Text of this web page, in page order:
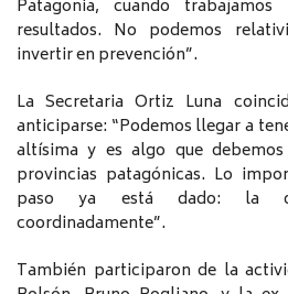
Patagonia, cuando
resultados. No podemos
invertir en prevención”.
La Secretaria Ortiz Luna
anticiparse: “Podemos llegar a
altísima y es algo que
provincias patagónicas. Lo
paso ya está dado: la
coordinadamente”.
También participaron de la